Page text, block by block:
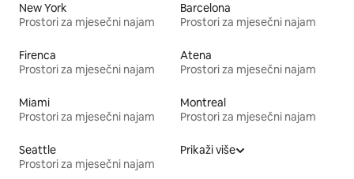
New York
Prostori za mjesečni najam
Barcelona
Prostori za mjesečni najam
Firenca
Prostori za mjesečni najam
Atena
Prostori za mjesečni najam
Miami
Prostori za mjesečni najam
Montreal
Prostori za mjesečni najam
Seattle
Prostori za mjesečni najam
Prikaži više